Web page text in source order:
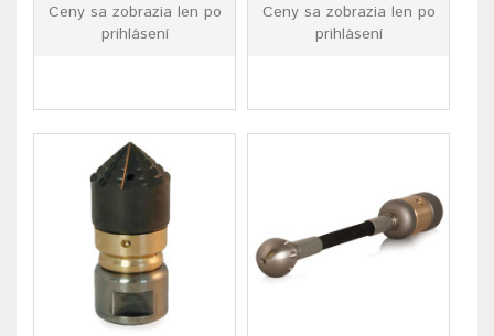
Ceny sa zobrazia len po
prihlásení
Ceny sa zobrazia len po
prihlásení